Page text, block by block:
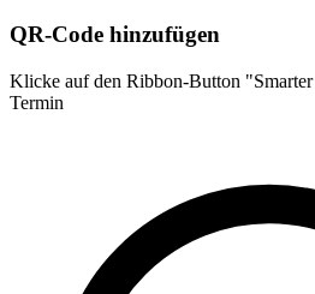
QR-Code hinzufügen
Klicke auf den Ribbon-Button
Termin